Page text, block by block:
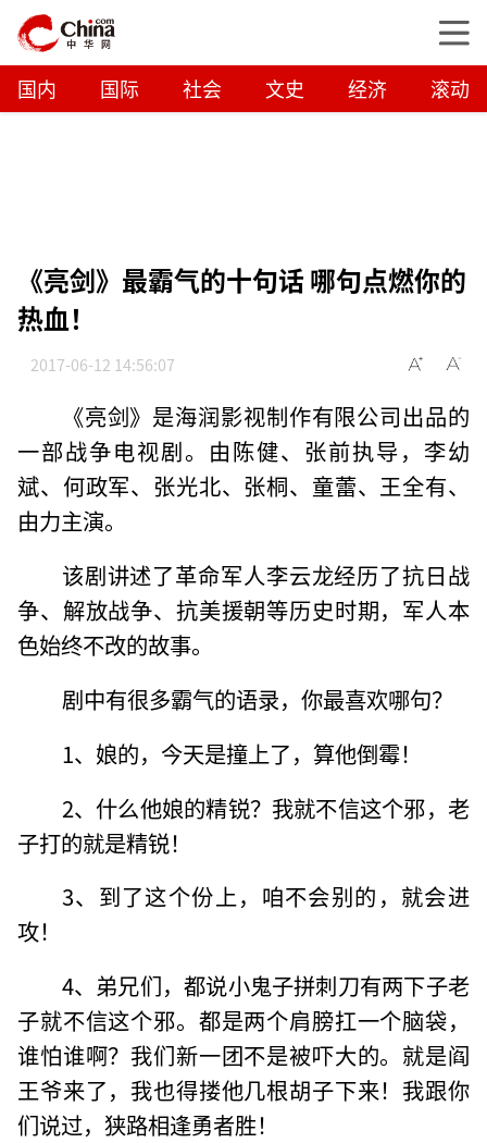
国内 国际 社会 文史 经济 滚动
《亮剑》最霸气的十句话 哪句点燃你的
热血！
2017-06-12 14:56:07
《亮剑》是海润影视制作有限公司出品的
一部战争电视剧。由陈健、张前执导，李幼
斌、何政军、张光北、张桐、童蕾、王全有、
由力主演。
该剧讲述了革命军人李云龙经历了抗日战
争、解放战争、抗美援朝等历史时期，军人本
色始终不改的故事。
剧中有很多霸气的语录，你最喜欢哪句？
1、娘的，今天是撞上了，算他倒霉！
2、什么他娘的精锐？我就不信这个邪，老
子打的就是精锐！
3、到了这个份上，咱不会别的，就会进
攻！
4、弟兄们，都说小鬼子拼刺刀有两下子老
子就不信这个邪。都是两个肩膀扛一个脑袋，
谁怕谁啊？我们新一团不是被吓大的。就是阎
王爷来了，我也得搂他几根胡子下来！我跟你
们说过，狭路相逢勇者胜！